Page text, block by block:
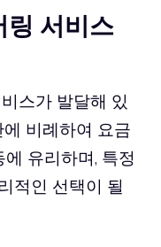
링 서비스
스가 발달해 있
비례하여 요금
유리하며, 특정
적인 선택이 될